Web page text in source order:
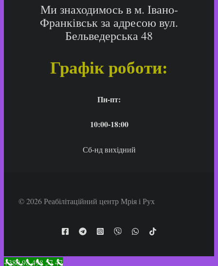
Ми знаходимось в м. Івано-
Франківськ за адресою вул.
Бельведерська 48
Графік роботи:
Пн-пт:
10:00-18:00
Сб-нд вихідний
© 2026 Реабілітаційний центр Мрія і Рух
+380 98 498 57 47